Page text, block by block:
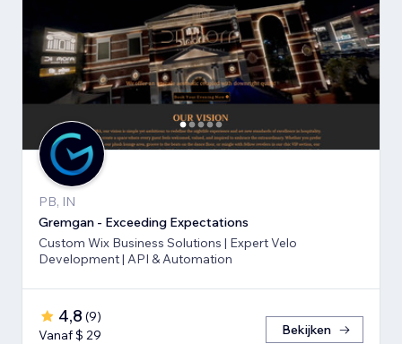
PB, IN
Gremgan - Exceeding Expectations
Custom Wix Business Solutions | Expert Velo
Development | API & Automation
4,8 (9)
Vanaf $ 29
Bekijken